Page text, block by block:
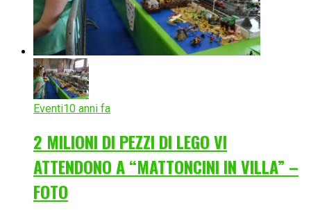
Eventi10 anni fa
2 MILIONI DI PEZZI DI LEGO VI
ATTENDONO A “MATTONCINI IN VILLA” –
FOTO